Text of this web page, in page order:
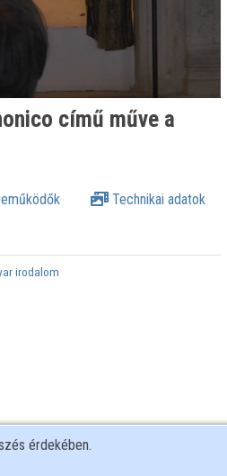
című műve a
Technikai adatok
irodalom
érdekében.